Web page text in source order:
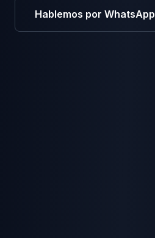
Hablemos por WhatsApp